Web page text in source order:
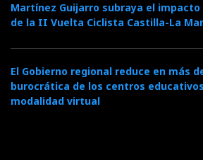
Martínez Guijarro subraya el
de la II Vuelta Ciclista Castilla-La
El Gobierno regional reduce en más
burocrática de los centros
modalidad virtual